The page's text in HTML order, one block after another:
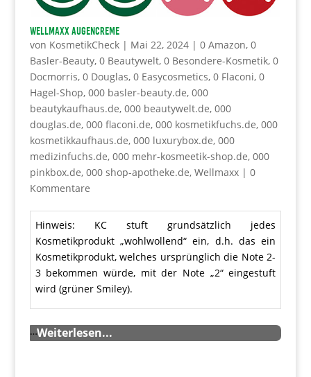
WELLMAXX Augencreme
von KosmetikCheck| Mai 22, 2024| 0 Amazon, 0
Basler-Beauty, 0 Beautywelt, 0 Besondere-Kosmetik, 0
Docmorris, 0 Douglas, 0 Easycosmetics, 0 Flaconi, 0
Hagel-Shop, 000 basler-beauty.de, 000
beautykaufhaus.de, 000 beautywelt.de, 000
douglas.de, 000 flaconi.de, 000 kosmetikfuchs.de, 000
kosmetikkaufhaus.de, 000 luxurybox.de, 000
medizinfuchs.de, 000 mehr-kosmeetik-shop.de, 000
pinkbox.de, 000 shop-apotheke.de, Wellmaxx| 0
Kommentare
Hinweis: KC stuft grundsätzlich jedes
Kosmetikprodukt „wohlwollend“ ein, d.h. das ein
Kosmetikprodukt, welches ursprünglich die Note 2-
3 bekommen würde, mit der Note „2“ eingestuft
wird (grüner Smiley).
…Weiterlesen...